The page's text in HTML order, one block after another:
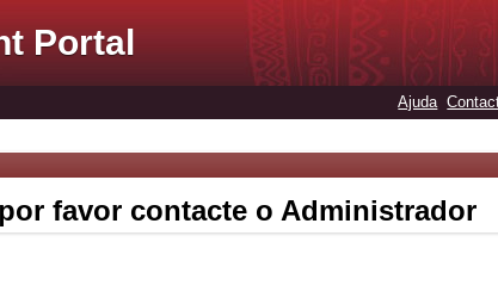
Portal
Ajuda
favor contacte o Administrador